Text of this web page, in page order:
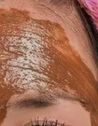
বাড়িতেই করুন
ভাপ নিন। এতে ত্বকের
আসতে সাহায্য
করতে পারে, তাই